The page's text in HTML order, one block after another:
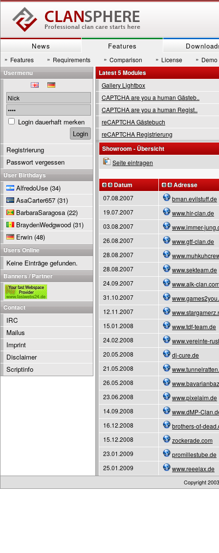
News Features
» Features » Requirements » Comparison » License » Demo
Latest 5 Modules
Gallery Lightbox
CAPTCHA are you a human Gästeb..
CAPTCHA are you a human Regist..
reCAPTCHA Gästebuch
reCAPTCHA Registrierung
Showroom - Übersicht
Seite eintragen
Datum Adresse
07.08.2007
bman.evilstuff.de
19.07.2007
www.hir-clan.de
03.08.2007
www.immer-
26.08.2007
www.gtf-clan.de
28.08.2007
28.08.2007
www.sekteam.de
24.09.2007
www.alk-
31.10.2007
12.11.2007
15.01.2008
www.tdf-team.de
24.02.2008
www.vereinte-
20.05.2008
dj-cure.de
21.05.2008
26.05.2008
23.06.2008
www.pixelaim.de
14.09.2008
www.dMP-
16.12.2008
brothers-of-
15.12.2008
zockerade.com
23.01.2009
promillestube.de
25.01.2009
www.reeelax.de
Usermenu
Login dauerhaft merken
Registrierung
Passwort vergessen
User Birthdays
AlfredoUse (34)
AsaCarter657 (31)
BarbaraSaragosa (22)
BraydenWedgwood (31)
Erwin (48)
Users Online
Keine Einträge gefunden.
Banners / Partner
Contact
IRC
Mailus
Imprint
Disclaimer
Scriptinfo
Copyright